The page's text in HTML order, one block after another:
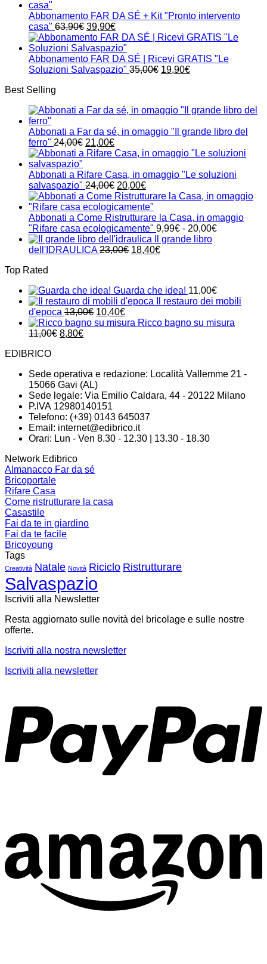
era:
24,00€.
è:
19,90€.
Abbonamento FAR DA SÉ + Kit "Pronto intervento
casa" 63,90€ Il
prezzo
originale
era:
63,90€.
39,90€Il
prezzo
attuale
è:
39,90€.
Abbonamento FAR DA SÉ | Ricevi GRATIS "Le
Soluzioni Salvaspazio" 35,00€ Il
35,00€.
19,90€Il
19,90€.
Best Selling
Abbonati a Far da sé, in omaggio "Il grande libro del
ferro" 24,00€ Il
prezzo
era:
24,00€.
21,00€Il
prezzo
è:
21,00€.
Abbonati a Rifare Casa, in omaggio "Le soluzioni
salvaspazio" 24,00€ Il
prezzo
originale
era:
24,00€.
20,00€Il
prezzo
attuale
è:
20,00€.
Abbonati a Come Ristrutturare la Casa, in omaggio
"Rifare casa ecologicamente" 9,99€ - 20,00€Fascia
20,00€
Il grande libro
dell'IDRAULICA 23,00€ Il
23,00€.
18,40€Il
18,40€.
Top Rated
Guarda che idea! 11,00€
Il restauro dei mobili
d'epoca 13,00€ Il
prezzo
10,40€Il
prezzoRicco bagno su misura
11,00€ Il
11,00€.
8,80€Il
8,80€.
EDIBRICO
Sede operativa e redazione: Località Vallemme 21 -
15066 Gavi (AL)
Sede legale: Via Emilio Caldara, 44 - 20122 Milano
P.IVA 12980140151
Telefono: (+39) 0143 645037
Email: internet@edibrico.it
Orari: Lun - Ven 8.30 - 12.30 | 13.30 - 18.30
Network Edibrico
Almanacco Far da sé
Bricoportale
Rifare Casa
Come ristrutturare la casa
Casastile
Fai da te in giardino
Fai da te facile
Bricoyoung
Tags
Creatività Natale Novità Riciclo Ristrutturare
Salvaspazio
Iscriviti alla Newsletter
Resta aggiornato sulle novità del bricolage e sulle nostre
offerte.
Iscriviti alla nostra newsletter
Iscriviti alla newsletter